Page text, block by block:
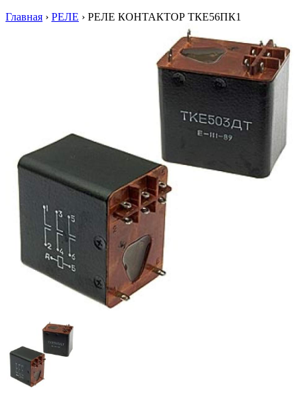
Главная › РЕЛЕ › РЕЛЕ КОНТАКТОР ТКЕ56ПК1